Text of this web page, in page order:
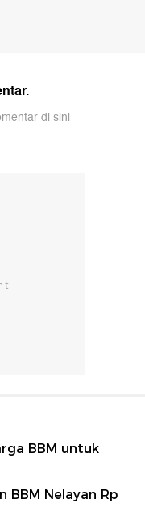
di sini
BBM untuk
BBM Nelayan Rp